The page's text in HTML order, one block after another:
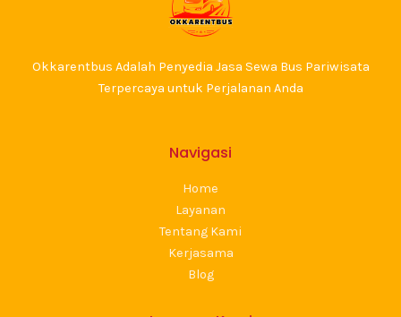
Okkarentbus Adalah Penyedia Jasa Sewa Bus Pariwisata
Terpercaya untuk Perjalanan Anda
Navigasi
Home
Layanan
Tentang Kami
Kerjasama
Blog